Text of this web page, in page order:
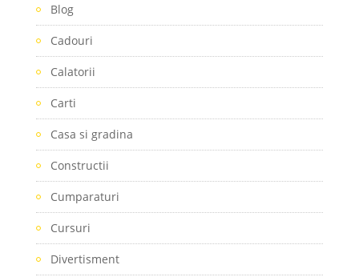
Blog
Cadouri
Calatorii
Carti
Casa si gradina
Constructii
Cumparaturi
Cursuri
Divertisment